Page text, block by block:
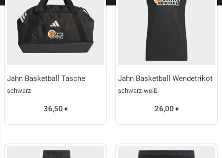
Jahn Basketball Tasche
schwarz
36,50 €
Jahn Basketball Wendetrikot
schwarz-weiß
26,00 €